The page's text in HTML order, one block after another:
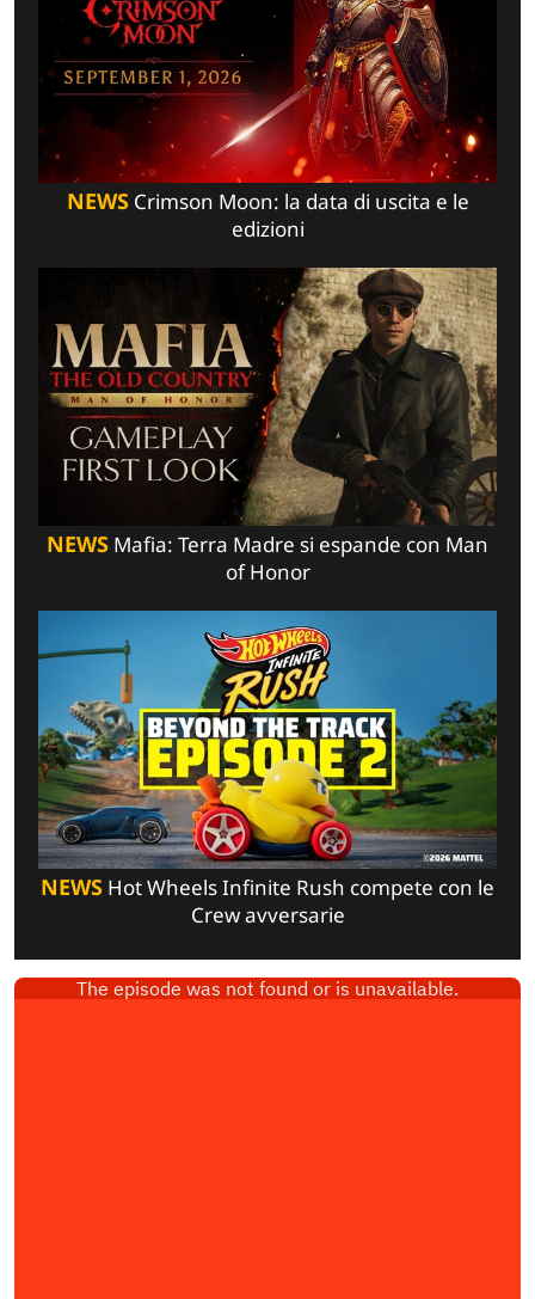
NEWSCrimson Moon: la data di uscita e le
edizioni
NEWS Mafia: Terra Madre si espande con Man
of Honor
NEWS Hot Wheels Infinite Rush compete con le
Crew avversarie